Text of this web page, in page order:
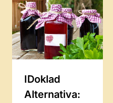
IDoklad
Alternativa: